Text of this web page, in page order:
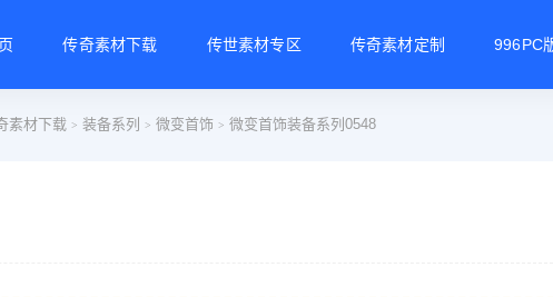
传奇素材下载 传世素材专区 传奇素材定制 996PC
素材下载 > 装备系列 > 微变首饰 > 微变首饰装备系列0548